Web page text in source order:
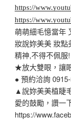
https://
https://
萌萌細毛憶當年
妝說妳美美 妝點
精神,不得不佩
★放大雙眼，讓
● 預約洽詢
▲說妳美美植睫
愛的鼓勵，讚一
https://